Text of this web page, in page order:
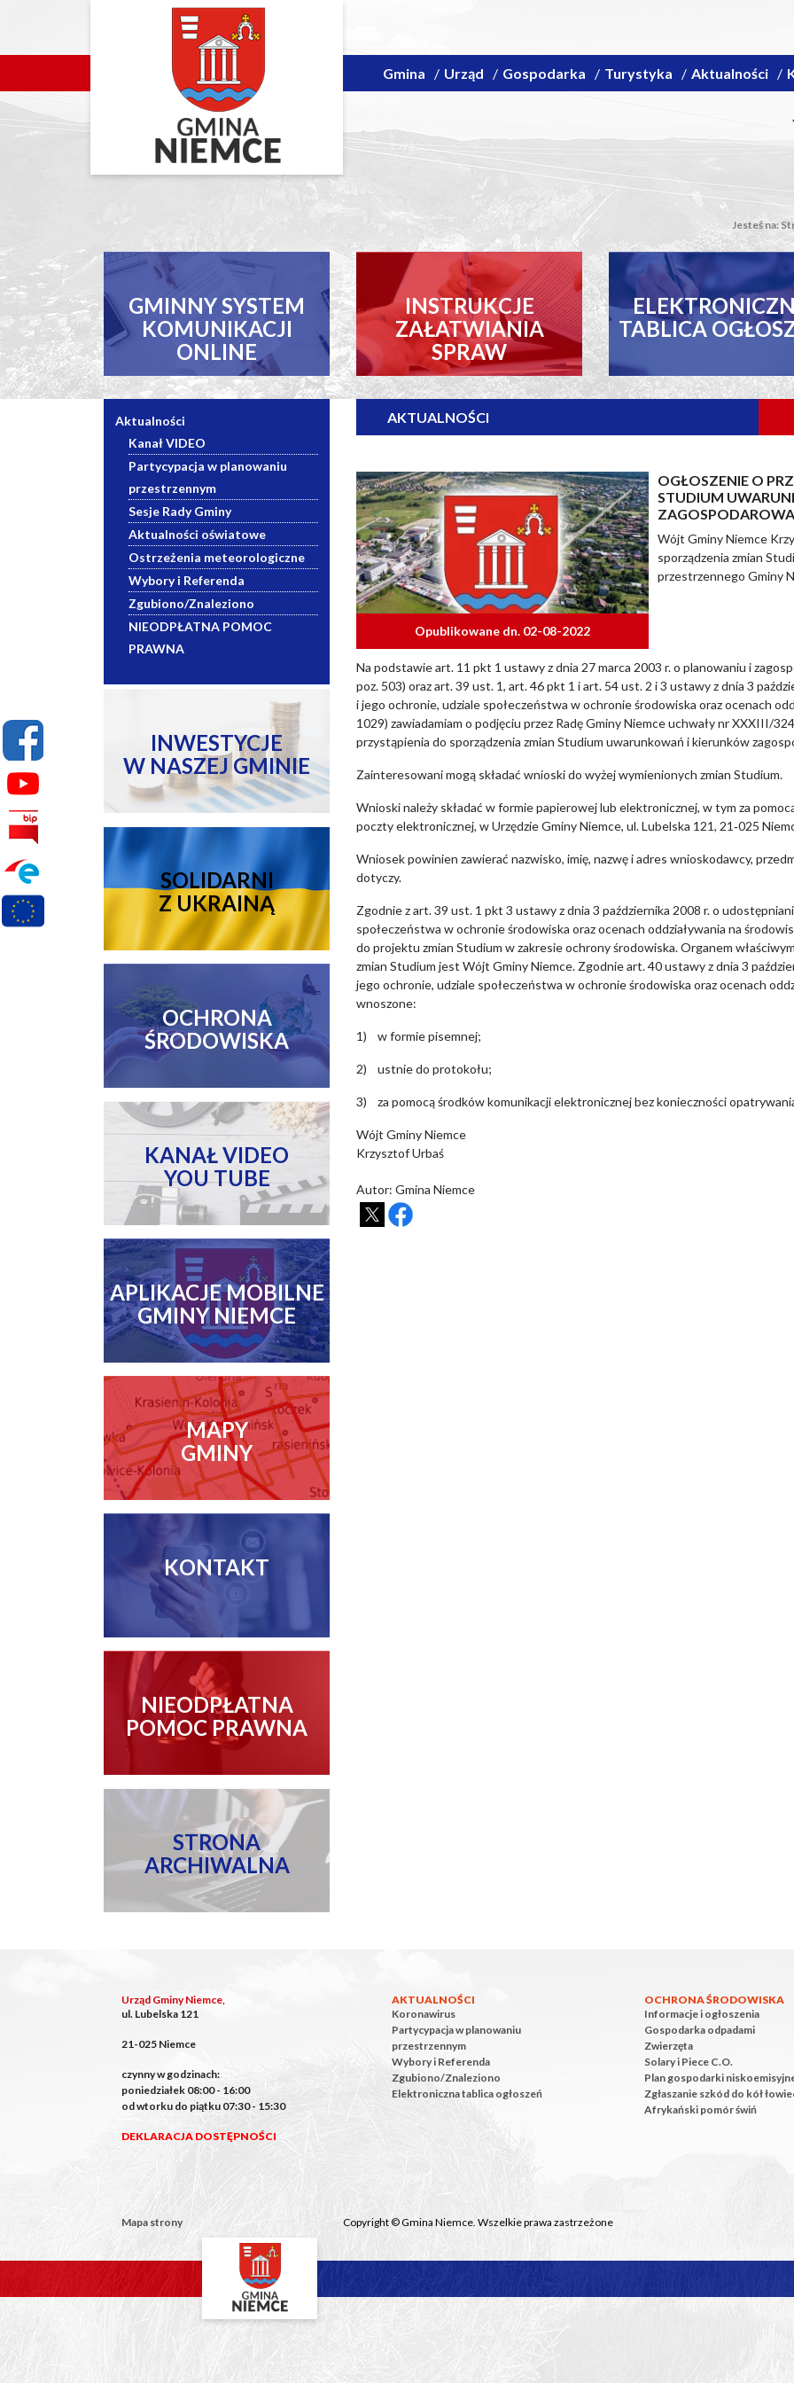
Gmina Urząd Gospodarka Turystyka Aktualności
Jesteś na:
GMINNY SYSTEM
KOMUNIKACJI
ONLINE
INSTRUKCJE
ZAŁATWIANIA
SPRAW
TABLICA
Aktualności
Kanał VIDEO
Partycypacja w planowaniu
przestrzennym
Sesje Rady Gminy
Aktualności oświatowe
Ostrzeżenia meteorologiczne
Wybory i Referenda
Zgubiono/Znaleziono
NIEODPŁATNA POMOC
PRAWNA
INWESTYCJE
W NASZEJ GMINIE
SOLIDARNI
Z UKRAINĄ
OCHRONA
ŚRODOWISKA
KANAŁ VIDEO
YOU TUBE
APLIKACJE MOBILNE
GMINY NIEMCE
MAPY
GMINY
KONTAKT
NIEODPŁATNA
POMOC PRAWNA
STRONA
ARCHIWALNA
AKTUALNOŚCI
Opublikowane dn. 02-08-2022
OGŁOSZENIE O
STUDIUM
Wójt Gminy Niemce
sporządzenia zmian
przestrzennego Gminy
Na podstawie art. 11 pkt 1 ustawy z dnia 27 marca 2003 r. o planowaniu i
poz. 503) oraz art. 39 ust. 1, art. 46 pkt 1 i art. 54 ust. 2 i 3 ustawy z dnia 3
i jego ochronie, udziale społeczeństwa w ochronie środowiska oraz ocenach
1029) zawiadamiam o podjęciu przez Radę Gminy Niemce uchwały nr XXXIII/
przystąpienia do sporządzenia zmian Studium uwarunkowań i kierunków
Zainteresowani mogą składać wnioski do wyżej wymienionych zmian Studium.
Wnioski należy składać w formie papierowej lub elektronicznej, w tym za
poczty elektronicznej, w Urzędzie Gminy Niemce, ul. Lubelska 121, 21‑025
Wniosek powinien zawierać nazwisko, imię, nazwę i adres wnioskodawcy,
dotyczy.
Zgodnie z art. 39 ust. 1 pkt 3 ustawy z dnia 3 października 2008 r. o
społeczeństwa w ochronie środowiska oraz ocenach oddziaływania na
do projektu zmian Studium w zakresie ochrony środowiska. Organem
zmian Studium jest Wójt Gminy Niemce. Zgodnie art. 40 ustawy z dnia 3
jego ochronie, udziale społeczeństwa w ochronie środowiska oraz ocenach
wnoszone:
1) w formie pisemnej;
2) ustnie do protokołu;
3) za pomocą środków komunikacji elektronicznej bez konieczności
Wójt Gminy Niemce
Krzysztof Urbaś
Autor: Gmina Niemce
Urząd Gminy Niemce,
ul. Lubelska 121
21-025 Niemce
czynny w godzinach:
poniedziałek 08:00 - 16:00
od wtorku do piątku 07:30 - 15:30
DEKLARACJA DOSTĘPNOŚCI
AKTUALNOŚCI
Koronawirus
Partycypacja w planowaniu
przestrzennym
Wybory i Referenda
Zgubiono/Znaleziono
Elektroniczna tablica ogłoszeń
OCHRONA ŚRODOWISKA
Informacje i ogłoszenia
Gospodarka odpadami
Zwierzęta
Solary i Piece C.O.
Plan gospodarki
Zgłaszanie szkód do kół
Afrykański pomór świń
Mapa strony Copyright © Gmina Niemce. Wszelkie prawa zastrzeżone